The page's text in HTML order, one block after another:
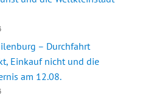
– Durchfahrt
Einkauf nicht und die
am 12.08.